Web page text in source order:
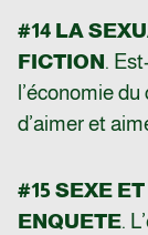
#14 LA
FICTION.
l’économie
d’aimer et
#15 SEXE
ENQUETE.